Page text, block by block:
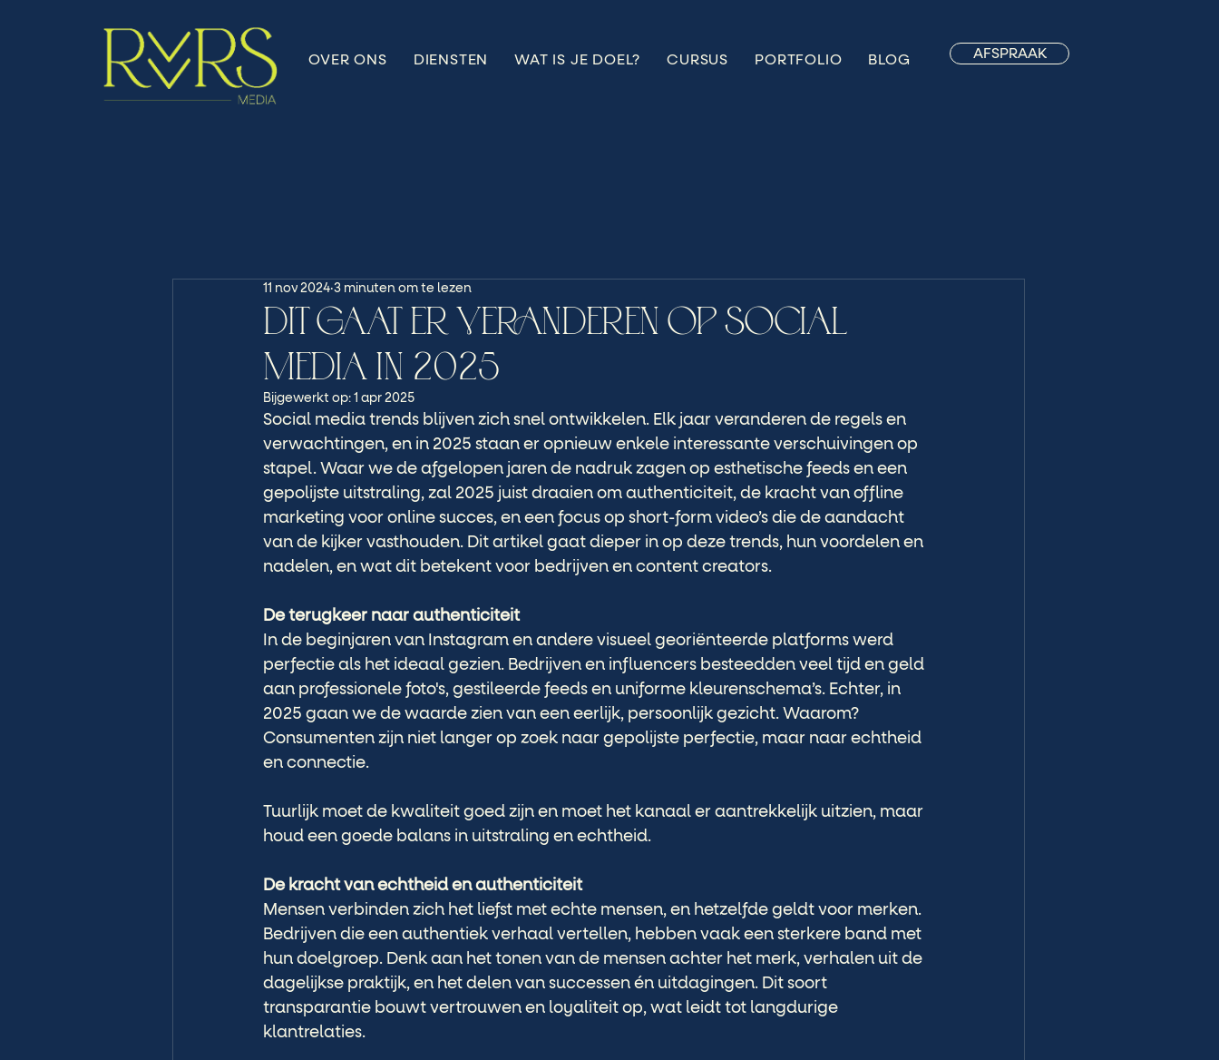
OVER ONS DIENSTEN WAT IS JE DOEL? CURSUS PORTFOLIO BLOG AFSPRAAK
DIT GAAT ER VERANDEREN OP SOCIAL
MEDIA IN 2025
11 nov 2024 3 minuten om te lezen
Bijgewerkt op: 1 apr 2025
Social media trends blijven zich snel ontwikkelen. Elk jaar veranderen de regels en
verwachtingen, en in 2025 staan er opnieuw enkele interessante verschuivingen op
stapel. Waar we de afgelopen jaren de nadruk zagen op esthetische feeds en een
gepolijste uitstraling, zal 2025 juist draaien om authenticiteit, de kracht van offline
marketing voor online succes, en een focus op short-form video’s die de aandacht
van de kijker vasthouden. Dit artikel gaat dieper in op deze trends, hun voordelen en
nadelen, en wat dit betekent voor bedrijven en content creators.
De terugkeer naar authenticiteit
In de beginjaren van Instagram en andere visueel georiënteerde platforms werd
perfectie als het ideaal gezien. Bedrijven en influencers besteedden veel tijd en geld
aan professionele foto's, gestileerde feeds en uniforme kleurenschema’s. Echter, in
2025 gaan we de waarde zien van een eerlijk, persoonlijk gezicht. Waarom?
Consumenten zijn niet langer op zoek naar gepolijste perfectie, maar naar echtheid
en connectie.
Tuurlijk moet de kwaliteit goed zijn en moet het kanaal er aantrekkelijk uitzien, maar
houd een goede balans in uitstraling en echtheid.
De kracht van echtheid en authenticiteit
Mensen verbinden zich het liefst met echte mensen, en hetzelfde geldt voor merken.
Bedrijven die een authentiek verhaal vertellen, hebben vaak een sterkere band met
hun doelgroep. Denk aan het tonen van de mensen achter het merk, verhalen uit de
dagelijkse praktijk, en het delen van successen én uitdagingen. Dit soort
transparantie bouwt vertrouwen en loyaliteit op, wat leidt tot langdurige
klantrelaties.